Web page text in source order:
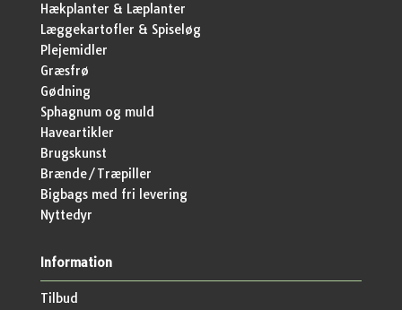
Hækplanter & Læplanter
Læggekartofler & Spiseløg
Plejemidler
Græsfrø
Gødning
Sphagnum og muld
Haveartikler
Brugskunst
Brænde/Træpiller
Bigbags med fri levering
Nyttedyr
Information
Tilbud